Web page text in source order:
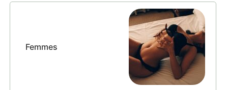
Femmes